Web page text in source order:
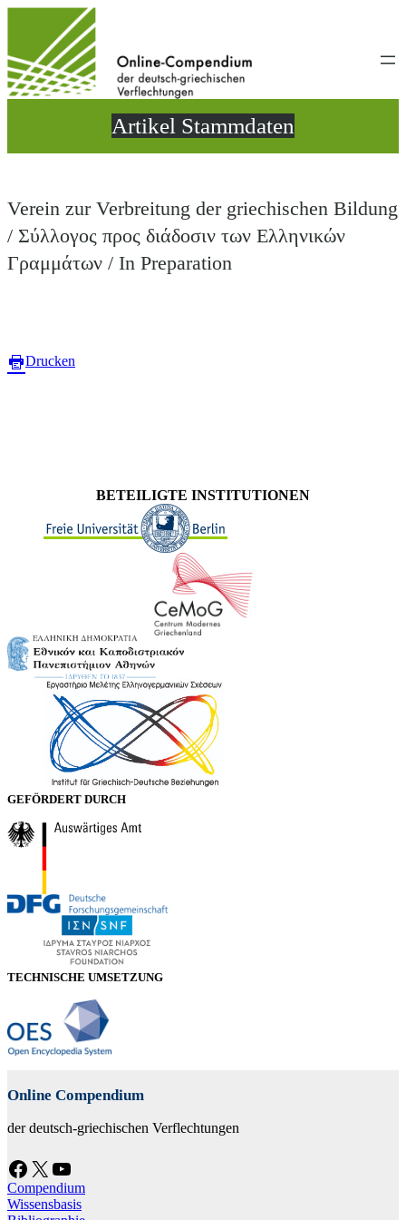
wechseln
Artikel Stammdaten
Verein zur Verbreitung der griechischen Bildung
/ Σύλλογος προς διάδοσιν των Ελληνικών
Γραμμάτων / In Preparation
Drucken
BETEILIGTE INSTITUTIONEN
GEFÖRDERT DURCH
TECHNISCHE UMSETZUNG
Online Compendium
der deutsch-griechischen Verflechtungen
Facebook X YouTube
Compendium
Wissensbasis